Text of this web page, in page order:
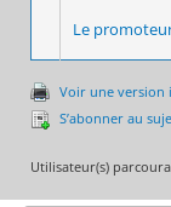
Le
Voir une version
S’abonner au
Utilisateur(s)